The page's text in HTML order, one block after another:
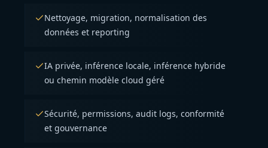
Nettoyage, migration, normalisation des
données et reporting
IA privée, inférence locale, inférence hybride
ou chemin modèle cloud géré
Sécurité, permissions, audit logs, conformité
et gouvernance